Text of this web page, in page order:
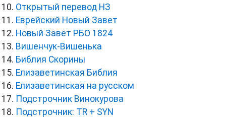
Открытый перевод НЗ
Еврейский Новый Завет
Новый Завет РБО 1824
Вишенчук-Вишенька
Библия Скорины
Елизаветинская Библия
Елизаветинская на русском
Подстрочник Винокурова
Подстрочник: TR + SYN